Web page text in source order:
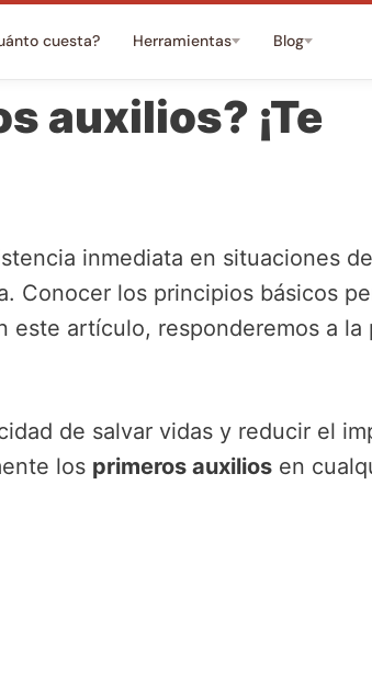
cuesta? Herramientas Blog
auxilios? ¡Te
inmediata en situaciones
Conocer los principios básicos
este artículo, responderemos a la
de salvar vidas y reducir el
los primeros auxilios en